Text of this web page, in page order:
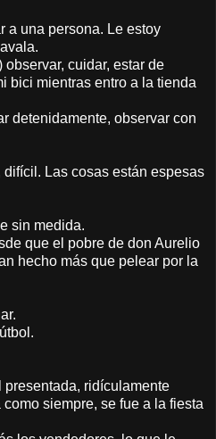
a una persona. Le estoy
cuidar, estar de
bici mientras entro a la tienda
detenidamente, observar con
Las cosas están espesas
sin medida.
que el pobre de don Aurelio
hecho más que pelear por la
presentada, ridículamente
siempre, se fue a la fiesta